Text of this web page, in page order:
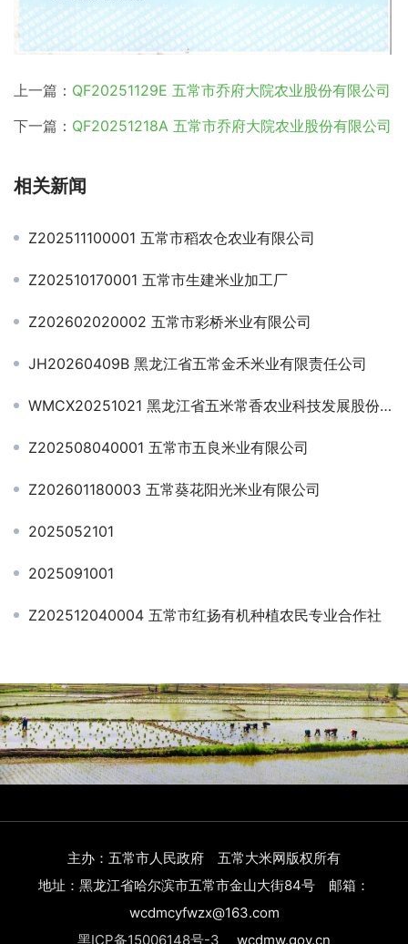
上一篇： QF20251129E 五常市乔府大院农业股份有限公司
下一篇： QF20251218A 五常市乔府大院农业股份有限公司
相关新闻
Z202511100001 五常市稻农仓农业有限公司
Z202510170001 五常市生建米业加工厂
Z202602020002 五常市彩桥米业有限公司
JH20260409B 黑龙江省五常金禾米业有限责任公司
WMCX20251021 黑龙江省五米常香农业科技发展股份有限公司
Z202508040001 五常市五良米业有限公司
Z202601180003 五常葵花阳光米业有限公司
2025052101
2025091001
Z202512040004 五常市红扬有机种植农民专业合作社
主办：五常市人民政府 五常大米网版权所有
地址：黑龙江省哈尔滨市五常市金山大街84号 邮箱：
wcdmcyfwzx@163.com
黑ICP备15006148号-3 wcdmw.gov.cn